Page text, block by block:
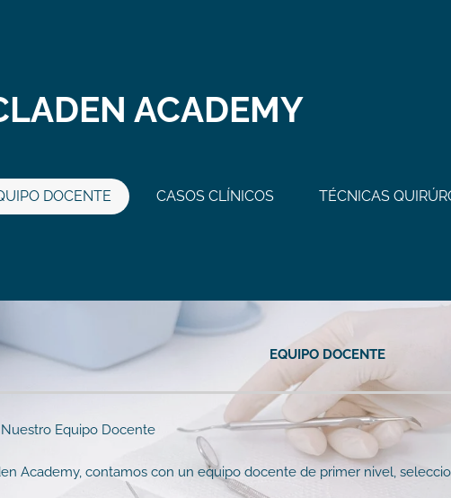
ACADEMY
DOCENTE CASOS CLÍNICOS TÉCNICAS
EQUIPO DOCENTE
Equipo Docente
Academy, contamos con un equipo docente de primer nivel,